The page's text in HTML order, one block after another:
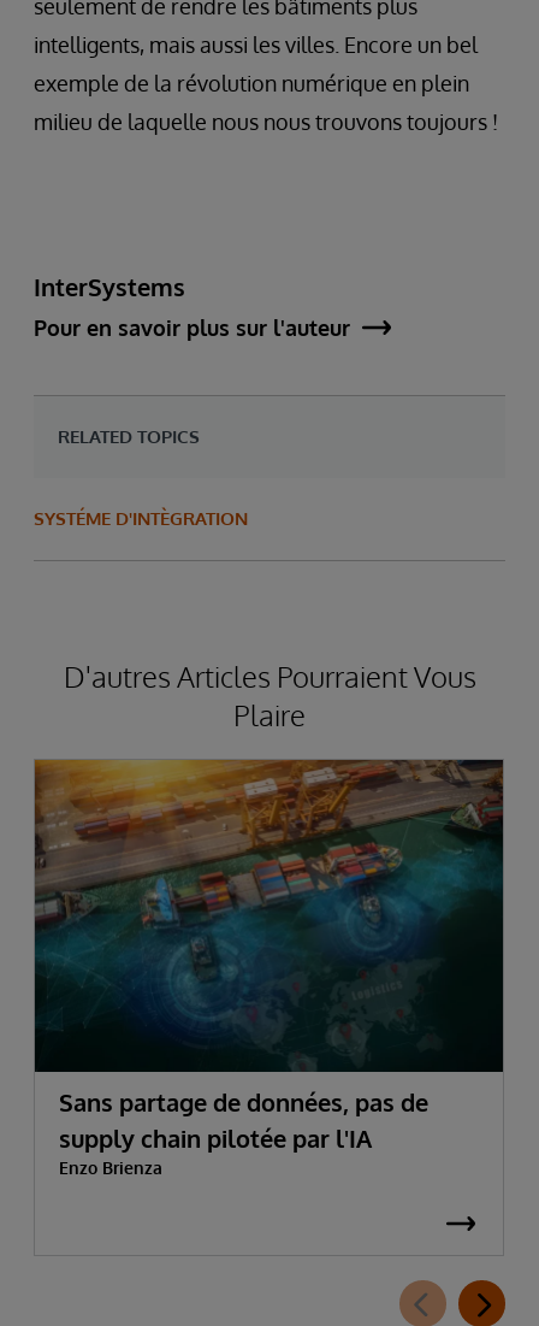
seulement de rendre les bâtiments plus
intelligents, mais aussi les villes. Encore un bel
exemple de la révolution numérique en plein
milieu de laquelle nous nous trouvons toujours !
InterSystems
Pour en savoir plus sur l'auteur
RELATED TOPICS
SYSTÉME D'INTÈGRATION
D'autres Articles Pourraient Vous
Plaire
Sans partage de données, pas de
supply chain pilotée par l'IA
Enzo Brienza